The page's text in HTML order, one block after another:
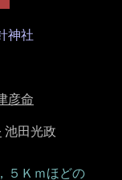
神社
彦命
池田光政
５Ｋｍほどの